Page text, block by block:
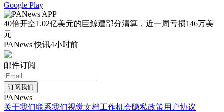
Google Play
40倍开空1.02亿美元的巨鲸遭部分清算，近一周亏损146万美
元
PANews 快讯4小时前
邮件订阅
订阅我们
PANews
关于我们联系我们视觉文档工作机会隐私政策用户协议